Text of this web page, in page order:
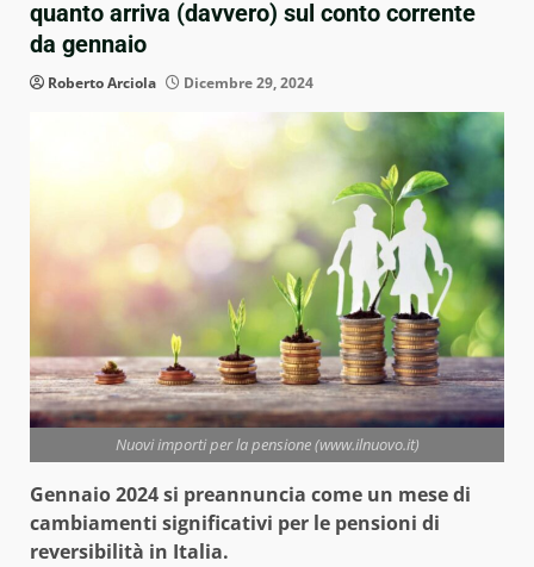
quanto arriva (davvero) sul conto corrente
da gennaio
Roberto Arciola Dicembre 29, 2024
Nuovi importi per la pensione (www.ilnuovo.it)
Gennaio 2024 si preannuncia come un mese di
cambiamenti significativi per le pensioni di
reversibilità in Italia.